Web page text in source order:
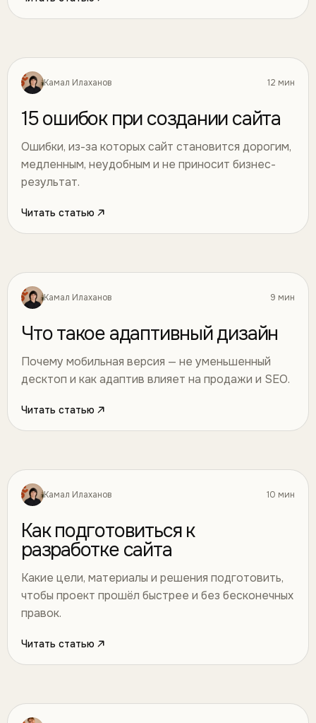
Разработка 08
Камал Илаханов 12 мин
15 ошибок при создании сайта
Ошибки, из-за которых сайт становится дорогим,
медленным, неудобным и не приносит бизнес-
результат.
Читать статью
Разработка 09
Камал Илаханов 9 мин
Что такое адаптивный дизайн
Почему мобильная версия — не уменьшенный
десктоп и как адаптив влияет на продажи и SEO.
Читать статью
Разработка 10
Камал Илаханов 10 мин
Как подготовиться к
разработке сайта
Какие цели, материалы и решения подготовить,
чтобы проект прошёл быстрее и без бесконечных
правок.
Читать статью